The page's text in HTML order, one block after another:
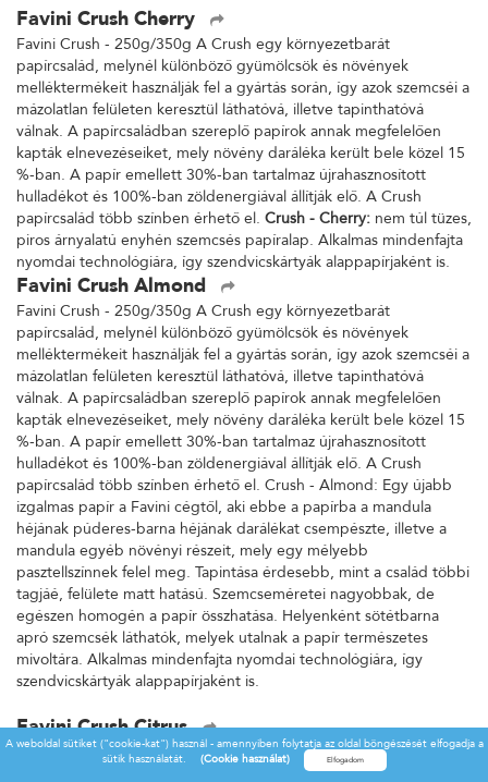
Favini Crush Cherry
Favini Crush - 250g/350g A Crush egy környezetbarát
papírcsalád, melynél különböző gyümölcsök és növények
melléktermékeit használják fel a gyártás során, így azok szemcséi a
mázolatlan felületen keresztül láthatóvá, illetve tapinthatóvá
válnak. A papírcsaládban szereplő papírok annak megfelelően
kapták elnevezéseiket, mely növény daráléka került bele közel 15
%-ban. A papír emellett 30%-ban tartalmaz újrahasznosított
hulladékot és 100%-ban zöldenergiával állítják elő. A Crush
papírcsalád több színben érhető el. Crush - Cherry: nem túl tüzes,
piros árnyalatú enyhén szemcsés papíralap. Alkalmas mindenfajta
nyomdai technológiára, így szendvicskártyák alappapírjaként is.
Favini Crush Almond
Favini Crush - 250g/350g A Crush egy környezetbarát
papírcsalád, melynél különböző gyümölcsök és növények
melléktermékeit használják fel a gyártás során, így azok szemcséi a
mázolatlan felületen keresztül láthatóvá, illetve tapinthatóvá
válnak. A papírcsaládban szereplő papírok annak megfelelően
kapták elnevezéseiket, mely növény daráléka került bele közel 15
%-ban. A papír emellett 30%-ban tartalmaz újrahasznosított
hulladékot és 100%-ban zöldenergiával állítják elő. A Crush
papírcsalád több színben érhető el. Crush - Almond: Egy újabb
izgalmas papír a Favini cégtől, aki ebbe a papírba a mandula
héjának púderes-barna héjának darálékat csempészte, illetve a
mandula egyéb növényi részeit, mely egy mélyebb
pasztellszínnek felel meg. Tapintása érdesebb, mint a család többi
tagjáé, felülete matt hatású. Szemcseméretei nagyobbak, de
egészen homogén a papír összhatása. Helyenként sötétbarna
apró szemcsék láthatók, melyek utalnak a papír természetes
mivoltára. Alkalmas mindenfajta nyomdai technológiára, így
szendvicskártyák alappapírjaként is.
Favini Crush Citrus
Favini Crush - 250g/350g A Crush egy környezetbarát
papírcsalád, melynél különböző gyümölcsök és növények
A weboldal sütiket ("cookie-kat") használ - amennyiben folytatja az oldal böngészését elfogadja a
sütik használatát.
(Cookie használat)